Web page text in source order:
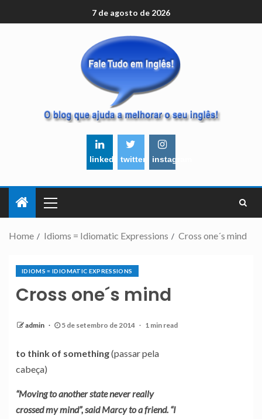
7 de agosto de 2026
linkedintwitter instagram
Home Idioms = Idiomatic Expressions Cross one´s mind
IDIOMS = IDIOMATIC EXPRESSIONS
Cross one´s mind
admin 5 de setembro de 2014 1 min read
to think of something(passar pela
cabeça)
“Moving to another state never really
crossed my mind”, said Marcy to a friend. “I